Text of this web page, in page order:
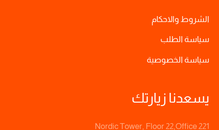
الشروط والاحكام
سياسة الطلب
سياسة الخصوصية
يسعدنا زيارتك
Nordic Tower, Floor 22,Office 221